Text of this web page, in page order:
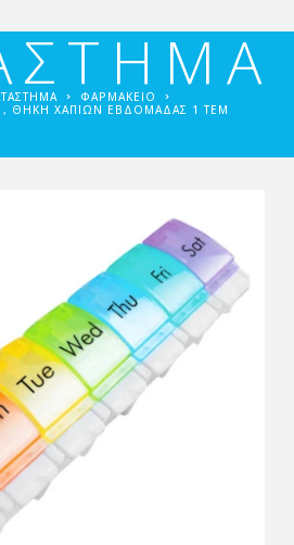
ΦΑΡΜΑΚΕΊΟ
, ΘΉΚΗ ΧΑΠΙΏΝ ΕΒΔΟΜΆΔΑΣ 1 ΤΕΜ